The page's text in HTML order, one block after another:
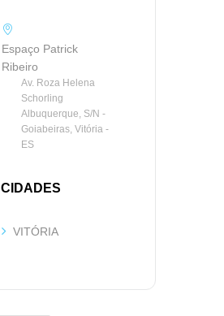
Espaço Patrick
Ribeiro
Av. Roza Helena
Schorling
Albuquerque, S/N -
Goiabeiras, Vitória -
ES
CIDADES
VITÓRIA